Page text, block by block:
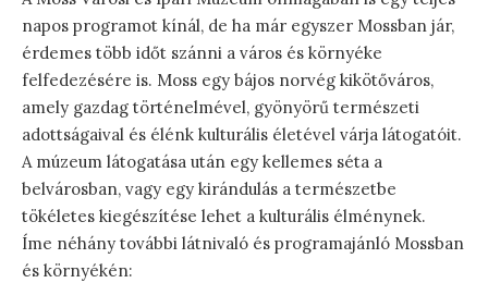
napos programot kínál, de ha már egyszer Mossban jár,
érdemes több időt szánni a város és környéke
felfedezésére is. Moss egy bájos norvég kikötőváros,
amely gazdag történelmével, gyönyörű természeti
adottságaival és élénk kulturális életével várja látogatóit.
A múzeum látogatása után egy kellemes séta a
belvárosban, vagy egy kirándulás a természetbe
tökéletes kiegészítése lehet a kulturális élménynek.
Íme néhány további látnivaló és programajánló Mossban
és környékén: